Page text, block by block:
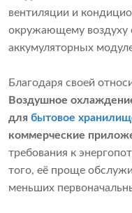
вентиляции и
окружающему воздуху
аккумуляторных
Благодаря своей
Воздушное
для бытовое
коммерческие
требования к
того, её проще
меньших